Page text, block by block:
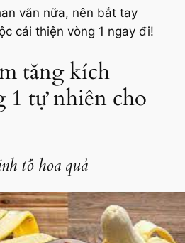
vãn nữa, nên bắt tay
cải thiện vòng 1 ngay đi!
tăng kích
1 tự nhiên cho
tố hoa quả